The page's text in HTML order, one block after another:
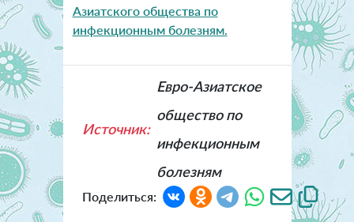
Азиатского общества по
инфекционным болезням.
Источник:
Евро-Азиатское
общество по
инфекционным
болезням
Поделиться: